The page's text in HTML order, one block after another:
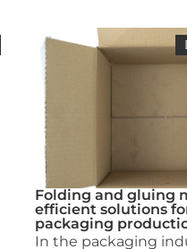
Folding and gluing
efficient solutions
packaging
In the packaging